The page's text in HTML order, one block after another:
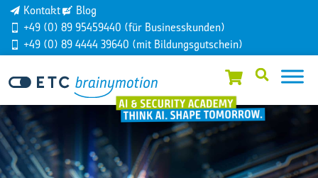
Kontakt
Blog
+49 (0) 89 95459440 (für Businesskunden)
+49 (0) 89 4444 39640 (mit Bildungsgutschein)